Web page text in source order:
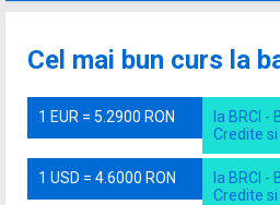
Cel mai bun curs la
1 EUR = 5.2900 RON
la BRCI -
Credite
1 USD = 4.6000 RON
la BRCI -
Credite